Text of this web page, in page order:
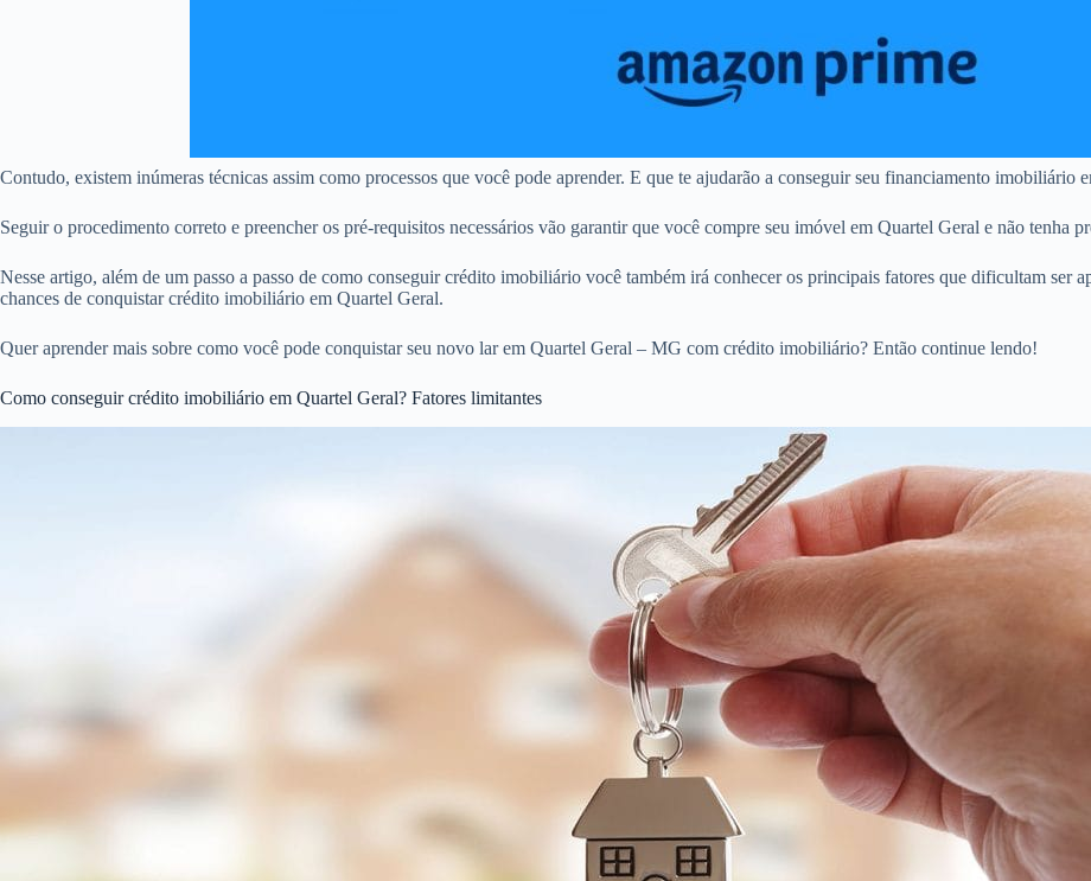
Contudo, existem inúmeras técnicas assim como processos que você pode aprender. E que te ajudarão a conseguir seu financiamento imobiliário
Seguir o procedimento correto e preencher os pré-requisitos necessários vão garantir que você compre seu imóvel em Quartel Geral e não tenha
Nesse artigo, além de um passo a passo de como conseguir crédito imobiliário você também irá conhecer os principais fatores que dificultam ser
chances de conquistar crédito imobiliário em Quartel Geral.
Quer aprender mais sobre como você pode conquistar seu novo lar em Quartel Geral – MG com crédito imobiliário? Então continue lendo!
Como conseguir crédito imobiliário em Quartel Geral? Fatores limitantes